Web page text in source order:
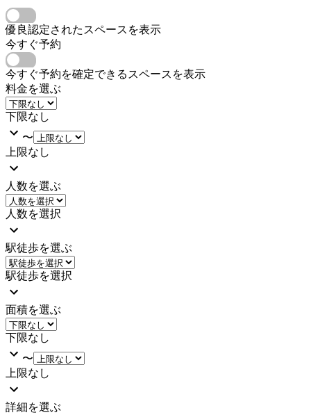
優良認定されたスペースを表示
今すぐ予約
今すぐ予約を確定できるスペースを表示
料金を選ぶ
下限なし
〜
上限なし
人数を選ぶ
人数を選択
駅徒歩を選ぶ
駅徒歩を選択
面積を選ぶ
下限なし
〜
上限なし
詳細を選ぶ